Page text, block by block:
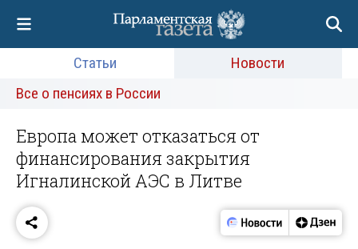
Статьи
Новости
Все о пенсиях в России
Европа может отказаться от
финансирования закрытия
Игналинской АЭС в Литве